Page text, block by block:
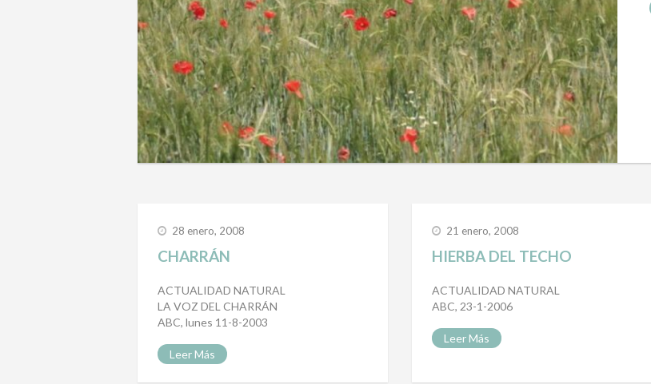
28 enero, 2008
CHARRÁN
ACTUALIDAD NATURAL
LA VOZ DEL CHARRÁN
ABC, lunes 11-8-2003
Leer Más
21 enero, 2008
HIERBA DEL TECHO
ACTUALIDAD NATURAL
ABC, 23-1-2006
Leer Más